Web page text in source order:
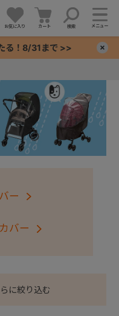
お気に入り カート 検索 メニュー
る！8/31まで >>
ー
バー
に絞り込む